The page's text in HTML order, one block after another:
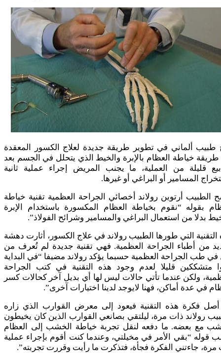
طبيب ألماني في تطوير طريقة جديدة لعلاج الكسور المعقدة
خياطة العظام بالإبرة والخيط الذي يتحلل في الجسم بعد
قليلة من العملية، ما يجنب المريض إجراء عملية ثانية
المسامير أو البراغي أو غيرها.
الطبيب أرتوين رولاند أخصائي الجراحة العظمية تقنية خياطة
بقوله “نقوم بخياطة العظام المكسورة باستخدام الإبرة
بدلا من استعمال البراغي والمسامير وشرائح الفولاذ”.
التقنية التي طورها الطبيب رولاند في علاج الكسور، أثارت دهشة
من أطباء الجراحة العظمية. فهي تقنية جديدة لم تُعرف من
في طب الجراحة العظمية حسبما يؤكد رولاند مضيفا “في البداية
متشككين قليلا لعدم وجود هذه التقنية في كتب الجراحة
ولكن عندما تأتي حالات ليس لها أي بديل آخر كحالات كسر
في عدة أماكن، فهنا لايوجد لدينا اختيارات آخرى”.
أصل فكرة هذه التقنية فيعود إلى معرض القوارب الذي زاره
رولاند ذات مرة، ليلتقي بصانعي القوارب الذين كان يخيطون
مع بعضه. ما دفعه لنقل تجربة خياطة الخشب إلى العظام
قوله “بقي الأمر في مخيلتي، وعندما كنت أقوم بإجراء عملية
مرة، جاءتني الفكرة فجأة، فتذكرت ما رأيت وقررت تجربته”.